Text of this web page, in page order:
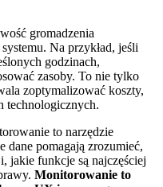
gromadzenia
Na przykład, jeśli
godzinach,
zasoby. To nie tylko
zoptymalizować koszty,
technologicznych.
to narzędzie
dane pomagają zrozumieć,
jakie funkcje są najczęściej
Monitorowanie to